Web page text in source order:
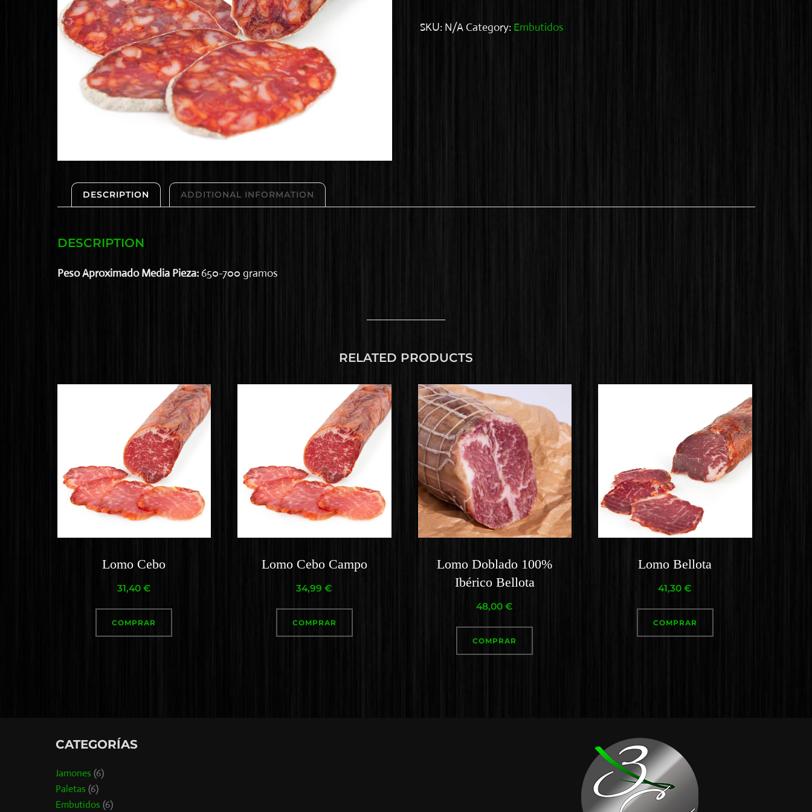
SKU: N/A Category: Embutidos
DESCRIPTION ADDITIONAL INFORMATION
DESCRIPTION
Peso Aproximado Media Pieza:650-700 gramos
RELATED PRODUCTS
Lomo Cebo
31,40 €
COMPRAR
Lomo Cebo Campo
34,99€
COMPRAR
Lomo Doblado 100%
Ibérico Bellota
48,00€
COMPRAR
Lomo Bellota
41,30€
COMPRAR
CATEGORÍAS
Jamones (6)
Paletas (6)
Embutidos (6)